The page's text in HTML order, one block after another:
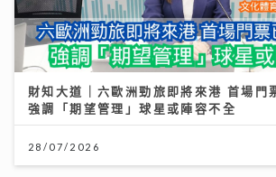
財知大道｜六歐洲勁旅即將來港 首場門
強調「期望管理」球星或陣容不全
28/07/2026